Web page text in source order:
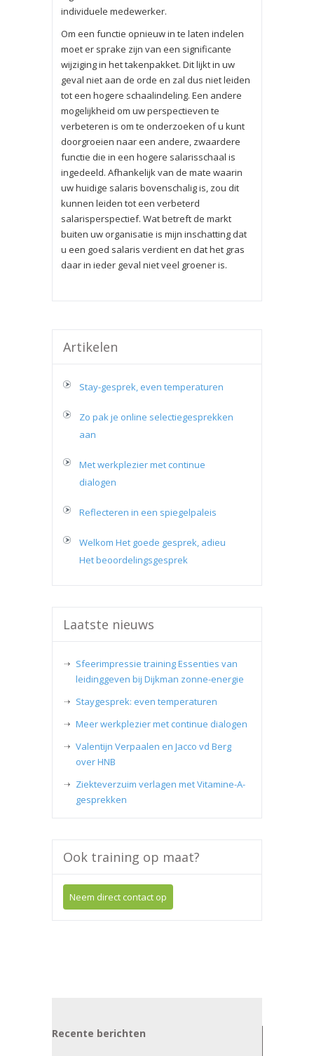
individuele medewerker.
Om een functie opnieuw in te laten indelen
moet er sprake zijn van een significante
wijziging in het takenpakket. Dit lijkt in uw
geval niet aan de orde en zal dus niet leiden
tot een hogere schaalindeling. Een andere
mogelijkheid om uw perspectieven te
verbeteren is om te onderzoeken of u kunt
doorgroeien naar een andere, zwaardere
functie die in een hogere salarisschaal is
ingedeeld. Afhankelijk van de mate waarin
uw huidige salaris bovenschalig is, zou dit
kunnen leiden tot een verbeterd
salarisperspectief. Wat betreft de markt
buiten uw organisatie is mijn inschatting dat
u een goed salaris verdient en dat het gras
daar in ieder geval niet veel groener is.
Artikelen
Stay-gesprek, even temperaturen
Zo pak je online selectiegesprekken
aan
Met werkplezier met continue
dialogen
Reflecteren in een spiegelpaleis
Welkom Het goede gesprek, adieu
Het beoordelingsgesprek
Laatste nieuws
Sfeerimpressie training Essenties van
leidinggeven bij Dijkman zonne-energie
Staygesprek: even temperaturen
Meer werkplezier met continue dialogen
Valentijn Verpaalen en Jacco vd Berg
over HNB
Ziekteverzuim verlagen met Vitamine-A-
gesprekken
Ook training op maat?
Neem direct contact op
Recente berichten